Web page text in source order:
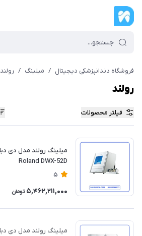
فروشگاه دندانپزشکی دیجیتال / میلینگ / رولند
رولند
فیلتر محصولات
Roland DWX-52D
5
5,462,211,000 تومان